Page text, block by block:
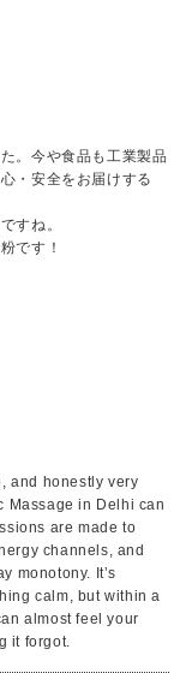
。今や食品も工業製品
・安全をお届けする
すね。
です！
and honestly very
Massage in Delhi can
are made to
channels, and
monotony. It’s
calm, but within a
almost feel your
it forgot.